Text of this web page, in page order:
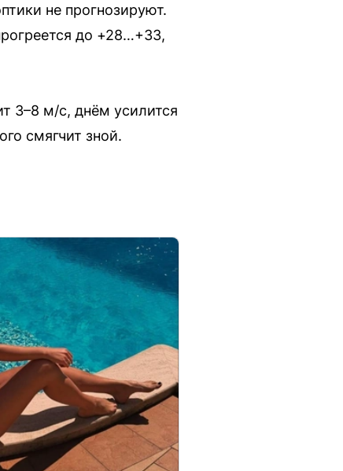
не прогнозируют.
до +28…+33,
3–8 м/с, днём усилится
смягчит зной.